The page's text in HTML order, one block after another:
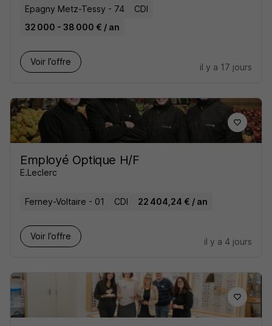
Epagny Metz-Tessy - 74
CDI
32 000 - 38 000 € / an
Voir l’offre
il y a 17 jours
Employé Optique H/F
E.Leclerc
Ferney-Voltaire - 01 CDI 22 404,24 € / an
Voir l’offre
il y a 4 jours